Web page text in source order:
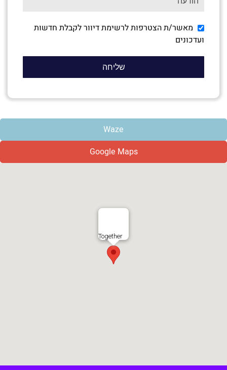
מאשר/ת הצטרפות לרשימת דיוור לקבלת חדשות
ועדכונים
Waze
Google Maps
Together